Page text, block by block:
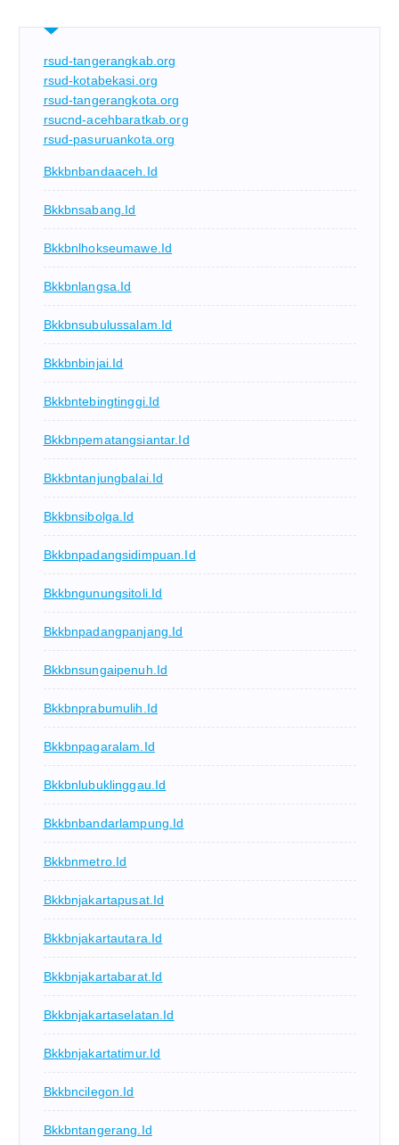
rsud-tangerangkab.org
rsud-kotabekasi.org
rsud-tangerangkota.org
rsucnd-acehbaratkab.org
rsud-pasuruankota.org
Bkkbnbandaaceh.id
Bkkbnsabang.id
Bkkbnlhokseumawe.id
Bkkbnlangsa.id
Bkkbnsubulussalam.id
Bkkbnbinjai.id
Bkkbntebingtinggi.id
Bkkbnpematangsiantar.id
Bkkbntanjungbalai.id
Bkkbnsibolga.id
Bkkbnpadangsidimpuan.id
Bkkbngunungsitoli.id
Bkkbnpadangpanjang.id
Bkkbnsungaipenuh.id
Bkkbnprabumulih.id
Bkkbnpagaralam.id
Bkkbnlubuklinggau.id
Bkkbnbandarlampung.id
Bkkbnmetro.id
Bkkbnjakartapusat.id
Bkkbnjakartautara.id
Bkkbnjakartabarat.id
Bkkbnjakartaselatan.id
Bkkbnjakartatimur.id
Bkkbncilegon.id
Bkkbntangerang.id